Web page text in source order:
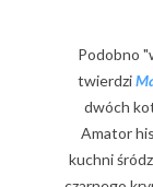
Podobno
twierdzi
dwóch
Amator
kuchni